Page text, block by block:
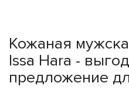
Кожаная
Issa Hara -
предложение